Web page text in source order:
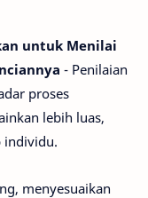
untuk Menilai
- Penilaian
proses
lebih luas,
individu.
menyesuaikan